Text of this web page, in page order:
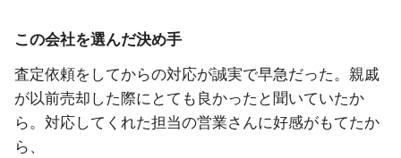
この会社を選んだ決め手
査定依頼をしてからの対応が誠実で早急だった。親戚
が以前売却した際にとても良かったと聞いていたか
ら。対応してくれた担当の営業さんに好感がもてたか
ら、